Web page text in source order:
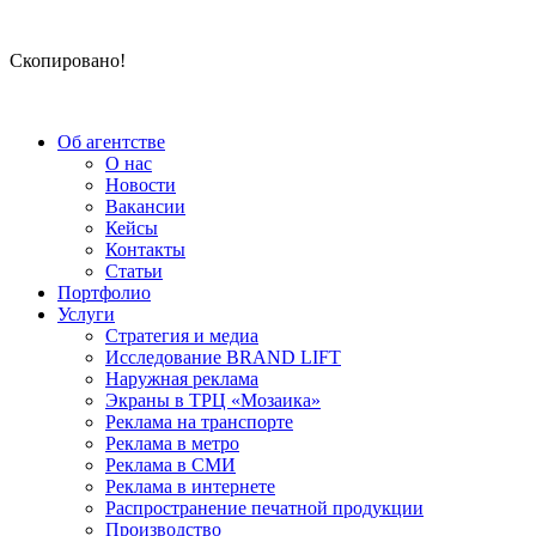
Скопировано!
Об агентстве
О нас
Новости
Вакансии
Кейсы
Контакты
Статьи
Портфолио
Услуги
Стратегия и медиа
Исследование BRAND LIFT
Наружная реклама
Экраны в ТРЦ «Мозаика»
Реклама на транспорте
Реклама в метро
Реклама в СМИ
Реклама в интернете
Распространение печатной продукции
Производство